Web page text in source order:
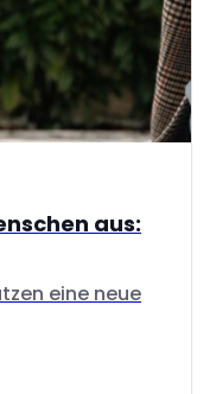
aus:
eine neue